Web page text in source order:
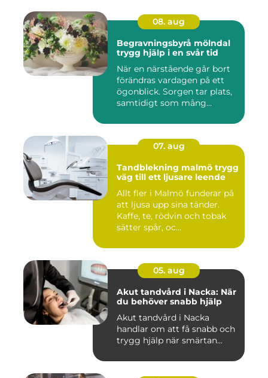
08. aug
Begravningsbyrå mölndal
trygg hjälp i en svår tid
När en närstående går bort
förändras vardagen på ett
ögonblick. Sorgen tar plats,
samtidigt som mång...
07. aug
Tandblekning malmö trygg
väg till ett ljusare leende
Allt fler i Malmö funderar på
att ljusa upp sina tänder.
Kaffe, te, rödvin och tobak
sätter spår, oc...
05. aug
Akut tandvård i Nacka: När
du behöver snabb hjälp
Akut tandvård i Nacka
handlar om att få snabb och
trygg hjälp när smärtan...